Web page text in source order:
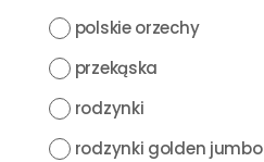
polskie orzechy
przekąska
rodzynki
rodzynki golden jumbo